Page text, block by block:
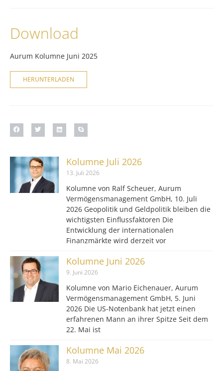
Download
Aurum Kolumne Juni 2025
HERUNTERLADEN
Kolumne Juli 2026
13. Juli 2026
Kolumne von Ralf Scheuer, Aurum
Vermögensmanagement GmbH, 10. Juli
2026 Geopolitik und Geldpolitik bleiben die
wichtigsten Einflussfaktoren Die
Entwicklung der internationalen
Finanzmärkte wird derzeit vor
Kolumne Juni 2026
9. Juni 2026
Kolumne von Mario Eichenauer, Aurum
Vermögensmanagement GmbH, 5. Juni
2026 Die US-Notenbank hat jetzt einen
erfahrenen Mann an ihrer Spitze Seit dem
22. Mai ist
Kolumne Mai 2026
8. Mai 2026